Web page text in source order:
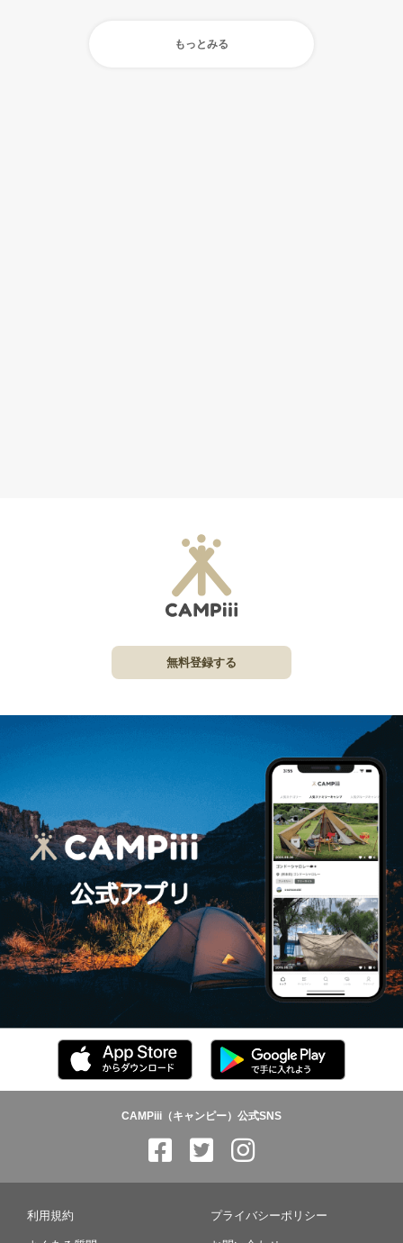
もっとみる
無料登録する
CAMPiii（キャンピー）公式SNS
利用規約 プライバシーポリシー